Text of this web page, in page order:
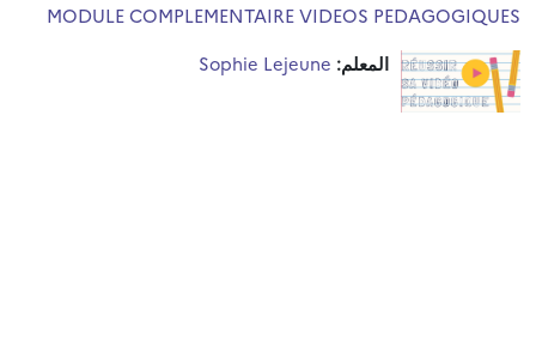
MODULE COMPLEMENTAIRE VIDEOS PEDAGOGIQUES
المعلم: Sophie Lejeune